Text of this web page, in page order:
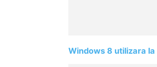
Windows 8 utilizara